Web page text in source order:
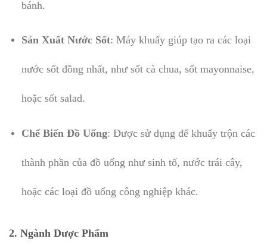
bánh.
Sản Xuất Nước Sốt: Máy khuấy giúp tạo ra các loại
nước sốt đồng nhất, như sốt cà chua, sốt mayonnaise,
hoặc sốt salad.
Chế Biến Đồ Uống: Được sử dụng để khuấy trộn các
thành phần của đồ uống như sinh tố, nước trái cây,
hoặc các loại đồ uống công nghiệp khác.
2. Ngành Dược Phẩm